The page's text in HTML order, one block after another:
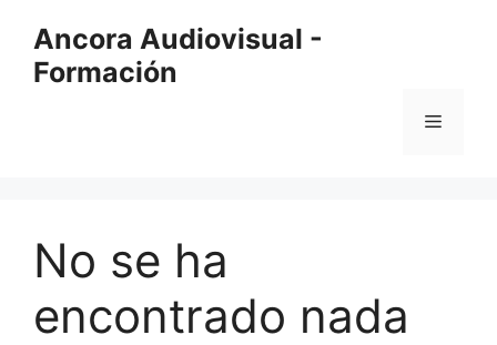
contenido
Ancora Audiovisual -
Formación
Menú
No se ha
encontrado nada